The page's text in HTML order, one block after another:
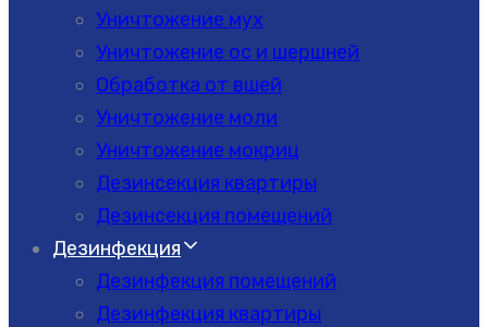
Уничтожение мух
Уничтожение ос и шершней
Обработка от вшей
Уничтожение моли
Уничтожение мокриц
Дезинсекция квартиры
Дезинсекция помещений
Дезинфекция
Дезинфекция помещений
Дезинфекция квартиры